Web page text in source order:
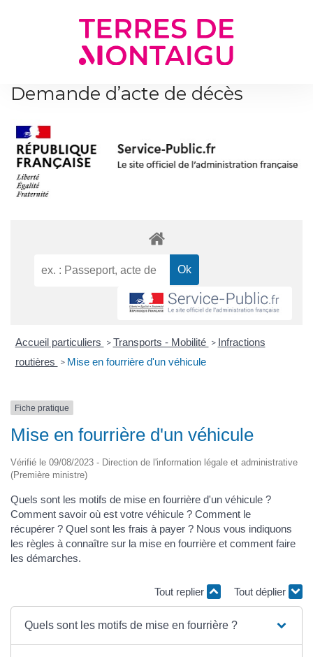
Demande d’acte de décès
Accueil particuliers > Transports - Mobilité > Infractions
routières > Mise en fourrière d'un véhicule
Fiche pratique
Mise en fourrière d'un véhicule
Vérifié le 09/08/2023 - Direction de l'information légale et administrative
(Première ministre)
Quels sont les motifs de mise en fourrière d'un véhicule ?
Comment savoir où est votre véhicule ? Comment le
récupérer ? Quel sont les frais à payer ? Nous vous indiquons
les règles à connaître sur la mise en fourrière et comment faire
les démarches.
Tout replier Tout déplier
Quels sont les motifs de mise en fourrière ?